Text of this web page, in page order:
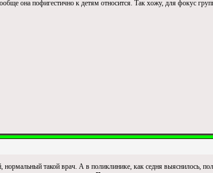
она пофигестично к детям относится. Так хожу, для фокус
такой врач. А в поликлинике, как седня выяснилось,